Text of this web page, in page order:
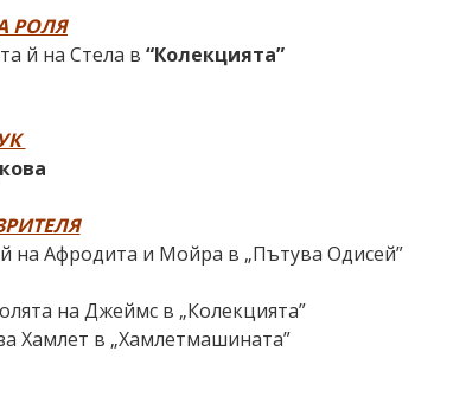
РОЛЯ
й на Стела в “Колекцията”
на Афродита и Мойра в „Пътува Одисей”
на Джеймс в „Колекцията”
Хамлет в „Хамлетмашината”